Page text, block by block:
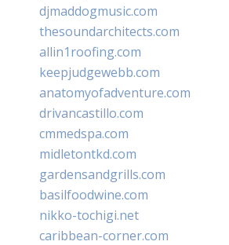
djmaddogmusic.com
thesoundarchitects.com
allin1roofing.com
keepjudgewebb.com
anatomyofadventure.com
drivancastillo.com
cmmedspa.com
midletontkd.com
gardensandgrills.com
basilfoodwine.com
nikko-tochigi.net
caribbean-corner.com